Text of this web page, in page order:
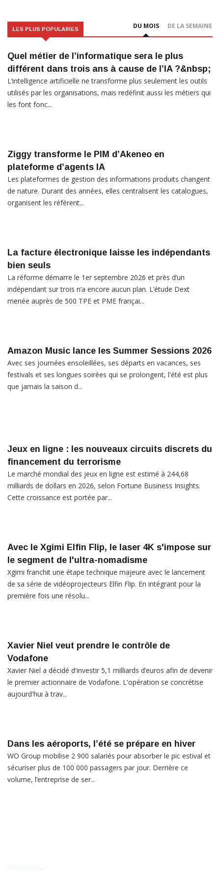
LES PLUS POPULAIRES DU MOIS DE LA SEMAINE
Quel métier de l’informatique sera le plus
différent dans trois ans à cause de l’IA ?&nbsp;
L’intelligence artificielle ne transforme plus seulement les outils
utilisés par les organisations, mais redéfinit aussi les métiers qui
les font fonc...
Ziggy transforme le PIM d’Akeneo en
plateforme d’agents IA
Les plateformes de gestion des informations produits changent
de nature. Durant des années, elles centralisent les catalogues,
organisent les référent...
La facture électronique laisse les indépendants
bien seuls
La réforme démarre le 1er septembre 2026 et près d’un
indépendant sur trois n’a encore aucun plan. L’étude Dext
menée auprès de 500 TPE et PME françai...
Amazon Music lance les Summer Sessions 2026
Avec ses journées ensoleillées, ses départs en vacances, ses
festivals et ses longues soirées qui se prolongent, l'été est plus
que jamais la saison d...
Jeux en ligne : les nouveaux circuits discrets du
financement du terrorisme
Le marché mondial des jeux en ligne est estimé à 244,68
milliards de dollars en 2026, selon Fortune Business Insights.
Cette croissance est portée par...
Avec le Xgimi Elfin Flip, le laser 4K s'impose sur
le segment de l'ultra-nomadisme
Xgimi franchit une étape technique majeure avec le lancement
de sa série de vidéoprojecteurs Elfin Flip. En intégrant pour la
première fois une résolu...
Xavier Niel veut prendre le contrôle de
Vodafone
Xavier Niel a décidé d'investir 5,1 milliards d’euros afin de devenir
le premier actionnaire de Vodafone. L'opération se concrétise
aujourd'hui à trav...
Dans les aéroports, l’été se prépare en hiver
WO Group mobilise 2 900 salariés pour absorber le pic estival et
sécuriser plus de 100 000 passagers par jour. Derrière ce
volume, l’entreprise de ser...